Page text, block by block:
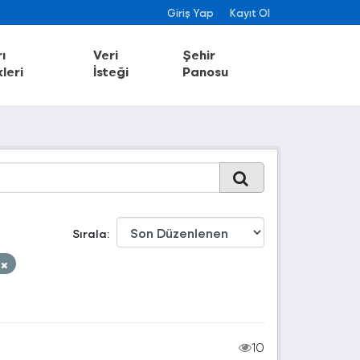
Giriş Yap Kayıt Ol
Veri
İsteği
Şehir
Panosu
Sırala
10